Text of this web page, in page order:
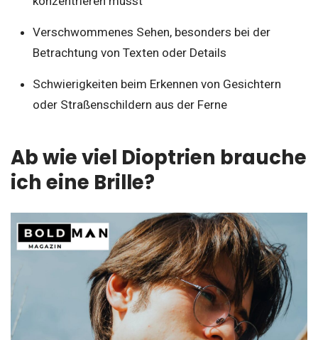
Verschwommenes Sehen, besonders bei der
Betrachtung von Texten oder Details
Schwierigkeiten beim Erkennen von Gesichtern
oder Straßenschildern aus der Ferne
Ab wie viel Dioptrien brauche
ich eine Brille?